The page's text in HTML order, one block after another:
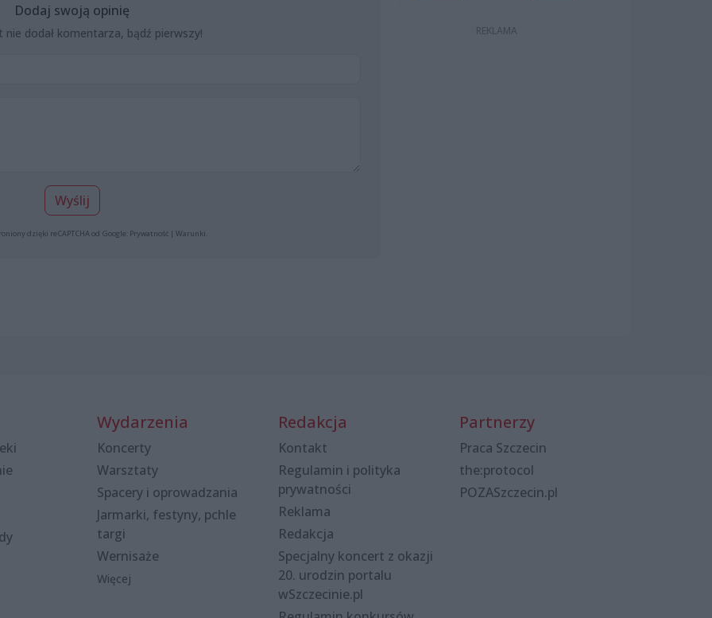
Dodaj swoją opinię
nie dodał komentarza, bądź pierwszy!
Wyślij
dzięki reCAPTCHA od Google: Prywatność| Warunki
Wydarzenia
Koncerty
Warsztaty
Spacery i oprowadzania
Jarmarki, festyny, pchle
targi
Wernisaże
Więcej
Redakcja
Kontakt
Regulamin i polityka
prywatności
Reklama
Redakcja
Specjalny koncert z okazji
20. urodzin portalu
wSzczecinie.pl
Partnerzy
Praca Szczecin
the:protocol
POZASzczecin.pl